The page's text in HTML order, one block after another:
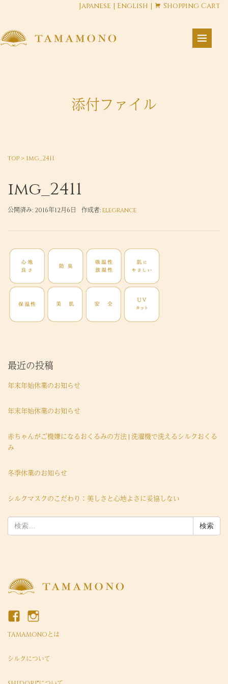
Japanese | English | Shopping Cart
添付ファイル
top > img_2411
img_2411
公開済み: 2016年12月6日 作成者:elegrance
最近の投稿
年末年始休業のお知らせ
年末年始休業のお知らせ
赤ちゃんがご機嫌になるおくるみの方法 | 洗濯機で洗えるシルクおくる
み
冬季休業のお知らせ
シルクマスクのこだわり：美しさと心地よさに妥協しない
索:
TAMAMONOとは
シルクについて